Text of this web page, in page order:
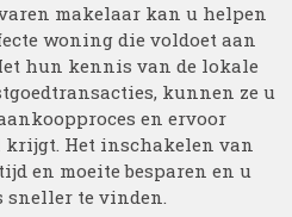
makelaar kan u helpen
woning die voldoet aan
hun kennis van de lokale
kunnen ze u
en ervoor
krijgt. Het inschakelen van
en moeite besparen en u
sneller te vinden.